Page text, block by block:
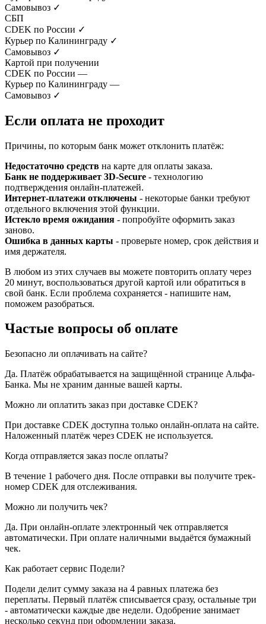
Самовывоз ✓
СБП
CDEK по России ✓
Курьер по Калининграду ✓
Самовывоз ✓
Картой при получении
CDEK по России —
Курьер по Калининграду —
Самовывоз ✓
Если оплата не проходит
Причины, по которым банк может отклонить платёж:
Недостаточно средств на карте для оплаты заказа.
Банк не поддерживает 3D-Secure - технологию
подтверждения онлайн-платежей.
Интернет-платежи отключены - некоторые банки требуют
отдельного включения этой функции.
Истекло время ожидания - попробуйте оформить заказ
заново.
Ошибка в данных карты - проверьте номер, срок действия и
имя держателя.
В любом из этих случаев вы можете повторить оплату через
20 минут, воспользоваться другой картой или обратиться в
свой банк. Если проблема сохраняется - напишите нам,
поможем разобраться.
Частые вопросы об оплате
Безопасно ли оплачивать на сайте?
Да. Платёж обрабатывается на защищённой странице Альфа-
Банка. Мы не храним данные вашей карты.
Можно ли оплатить заказ при доставке CDEK?
При доставке CDEK доступна только онлайн-оплата на сайте.
Наложенный платёж через CDEK не используется.
Когда отправляется заказ после оплаты?
В течение 1 рабочего дня. После отправки вы получите трек-
номер CDEK для отслеживания.
Можно ли получить чек?
Да. При онлайн-оплате электронный чек отправляется
автоматически. При оплате наличными выдаётся бумажный
чек.
Как работает сервис Подели?
Подели делит сумму заказа на 4 равных платежа без
переплаты. Первый платёж списывается сразу, остальные три
- автоматически каждые две недели. Одобрение занимает
несколько секунд при оформлении заказа.